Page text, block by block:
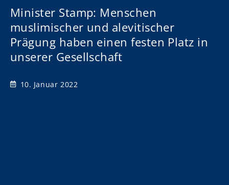
Minister Stamp: Menschen
muslimischer und alevitischer
Prägung haben einen festen Platz in
unserer Gesellschaft
10. Januar 2022